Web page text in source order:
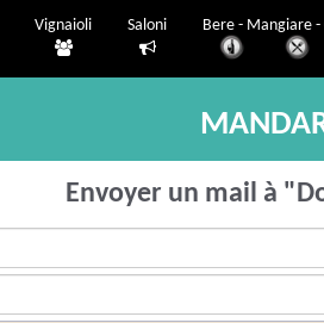
Vignaioli Saloni Bere - Mangiare
Envoyer un mail à